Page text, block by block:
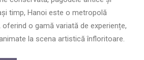
timp, Hanoi este o metropolă
o gamă variată de experiențe,
la scena artistică înfloritoare.